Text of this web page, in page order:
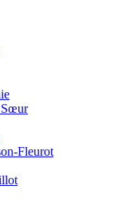
Sœur
Fleurot